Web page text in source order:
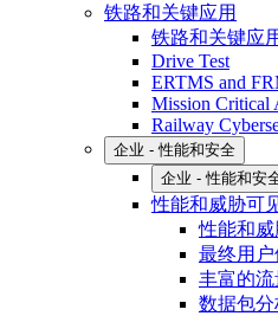
铁路和关键应用
铁路和关键应
Drive Test
ERTMS and
Mission Critical
Railway
企业 - 性能和安全
企业 - 性能和安
性能和威胁可
性能和
最终用
丰富的
数据包分